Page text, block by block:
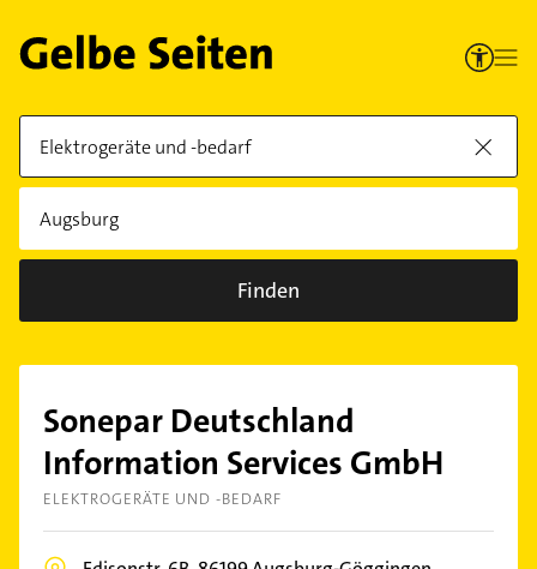
Finden
Sonepar Deutschland
Information Services GmbH
ELEKTROGERÄTE UND -BEDARF